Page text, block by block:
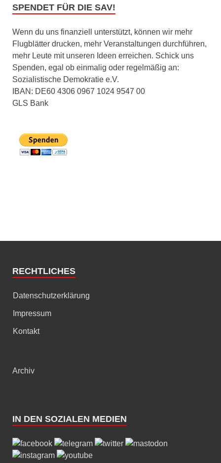
SPENDET FÜR DIE SAV!
Wenn du uns finanziell unterstützt, können wir mehr
Flugblätter drucken, mehr Veranstaltungen durchführen,
mehr Leute mit unseren Ideen erreichen. Schick uns
Spenden, egal ob einmalig oder regelmäßig an:
Sozialistische Demokratie e.V.
IBAN: DE60 4306 0967 1024 9547 00
GLS Bank
RECHTLICHES
Datenschutzerklärung
Impressum
Kontakt
Archiv
IN DEN SOZIALEN MEDIEN